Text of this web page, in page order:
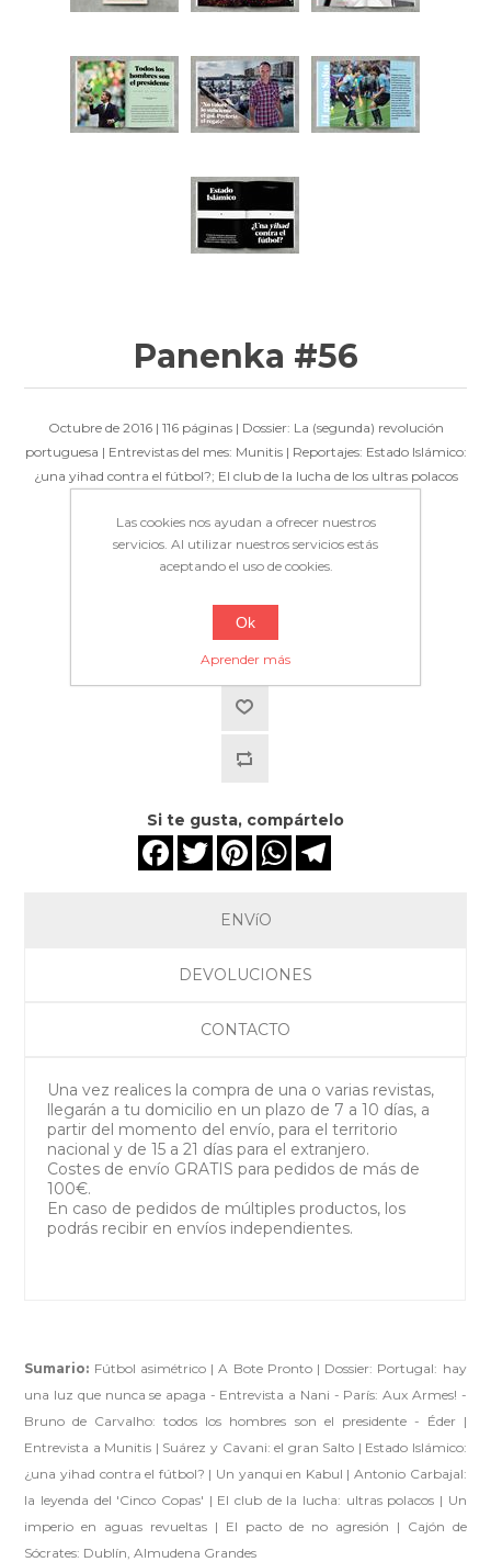
Panenka #56
Octubre de 2016 | 116 páginas | Dossier: La (segunda) revolución
portuguesa | Entrevistas del mes: Munitis | Reportajes: Estado Islámico:
¿una yihad contra el fútbol?; El club de la lucha de los ultras polacos
Disponibilidad: En stock
Si te gusta, compártelo
FacebookTwitter PinterestWhatsApp
ENVíO
DEVOLUCIONES
CONTACTO
Una vez realices la compra de una o varias revistas,
llegarán a tu domicilio en un plazo de 7 a 10 días, a
partir del momento del envío, para el territorio
nacional y de 15 a 21 días para el extranjero.
Costes de envío GRATIS para pedidos de más de
100€.
En caso de pedidos de múltiples productos, los
podrás recibir en envíos independientes.
Sumario: Fútbol asimétrico | A Bote Pronto | Dossier: Portugal: hay
una luz que nunca se apaga - Entrevista a Nani - París: Aux Armes! -
Bruno de Carvalho: todos los hombres son el presidente - Éder |
Entrevista a Munitis | Suárez y Cavani: el gran Salto | Estado Islámico:
¿una yihad contra el fútbol? | Un yanqui en Kabul | Antonio Carbajal:
la leyenda del 'Cinco Copas' | El club de la lucha: ultras polacos | Un
imperio en aguas revueltas | El pacto de no agresión | Cajón de
Sócrates: Dublín, Almudena Grandes
Las cookies nos ayudan a ofrecer nuestros
servicios. Al utilizar nuestros servicios estás
aceptando el uso de cookies.
Ok
Aprender más